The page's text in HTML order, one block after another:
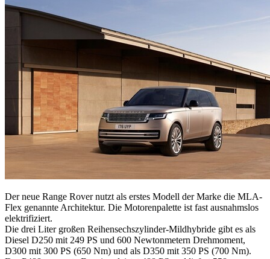
Der neue Range Rover nutzt als erstes Modell der Marke die MLA-
Flex genannte Architektur. Die Motorenpalette ist fast ausnahmslos
elektrifiziert.
Die drei Liter großen Reihensechszylinder-Mildhybride gibt es als
Diesel D250 mit 249 PS und 600 Newtonmetern Drehmoment,
D300 mit 300 PS (650 Nm) und als D350 mit 350 PS (700 Nm).